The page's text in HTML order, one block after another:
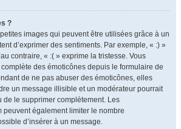
?
images qui peuvent être utilisées grâce à un
d’exprimer des sentiments. Par exemple, « :) »
contraire, « :( » exprime la tristesse. Vous
des émoticônes depuis le formulaire de
de ne pas abuser des émoticônes, elles
un message illisible et un modérateur pourrait
de le supprimer complètement. Les
peuvent également limiter le nombre
d’insérer à un message.